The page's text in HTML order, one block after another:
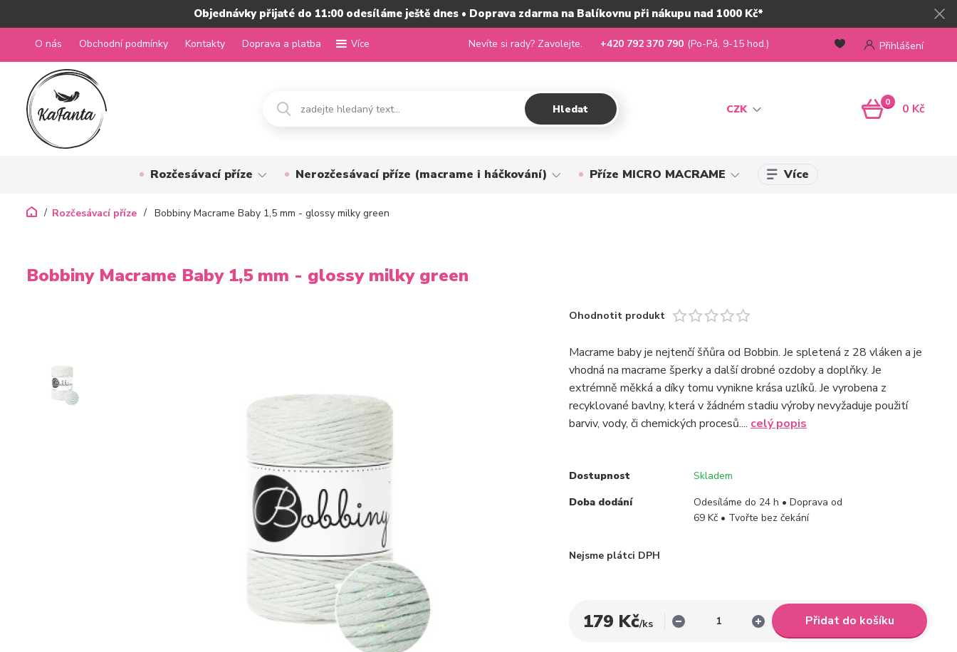
Objednávky přijaté do 11:00 odesíláme ještě dnes • Doprava zdarma na Balíkovnu při nákupu nad 1000 Kč*
O nás Obchodní podmínky Kontakty Doprava a platba Více
CZK
Přihlášení
Hledat
Nevíte si rady? Zavolejte. +420 792 370 790 (Po-Pá, 9-15 hod.)
0 0 Kč
Rozčesávací příze Nerozčesávací příze (macrame i háčkování) Příze MICRO MACRAME Více
Rozčesávací příze Bobbiny Macrame Baby 1,5 mm - glossy milky green
Bobbiny Macrame Baby 1,5 mm - glossy milky green
Ohodnotit produkt
Macrame baby je nejtenčí šňůra od Bobbin. Je spletená z 28 vláken a je
vhodná na macrame šperky a další drobné ozdoby a doplňky. Je
extrémně měkká a díky tomu vynikne krása uzlíků. Je vyrobena z
recyklované bavlny, která v žádném stadiu výroby nevyžaduje použití
barviv, vody, či chemických procesů.... celý popis
Dostupnost
Skladem
Doba dodání
Odesíláme do 24 h • Doprava od
69 Kč • Tvořte bez čekání
Nejsme plátci DPH
179 Kč/ks Přidat do košíku